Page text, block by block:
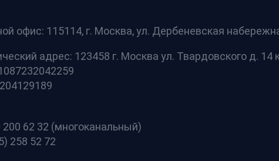
офис: 115114, г. Москва, ул. Дербеневская
адрес: 123458 г. Москва ул. Твардовского д.
200 62 32 (многоканальный)
258 52 72